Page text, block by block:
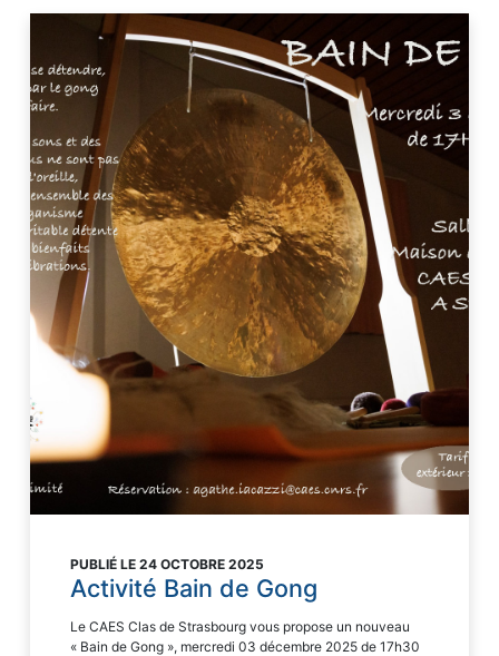
PUBLIÉ LE 24 OCTOBRE 2025
Activité Bain de Gong
Le CAES Clas de Strasbourg vous propose un nouveau
« Bain de Gong », mercredi 03 décembre 2025 de 17h30